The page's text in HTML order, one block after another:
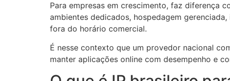
Para empresas em crescimento, faz diferença
ambientes dedicados, hospedagem
fora do horário comercial.
É nesse contexto que um provedor nacional
manter aplicações online com desempenho e